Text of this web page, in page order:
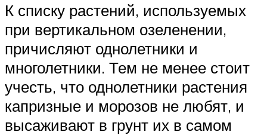
К списку растений, используемых
при вертикальном озеленении,
причисляют однолетники и
многолетники. Тем не менее стоит
учесть, что однолетники растения
капризные и морозов не любят, и
высаживают в грунт их в самом